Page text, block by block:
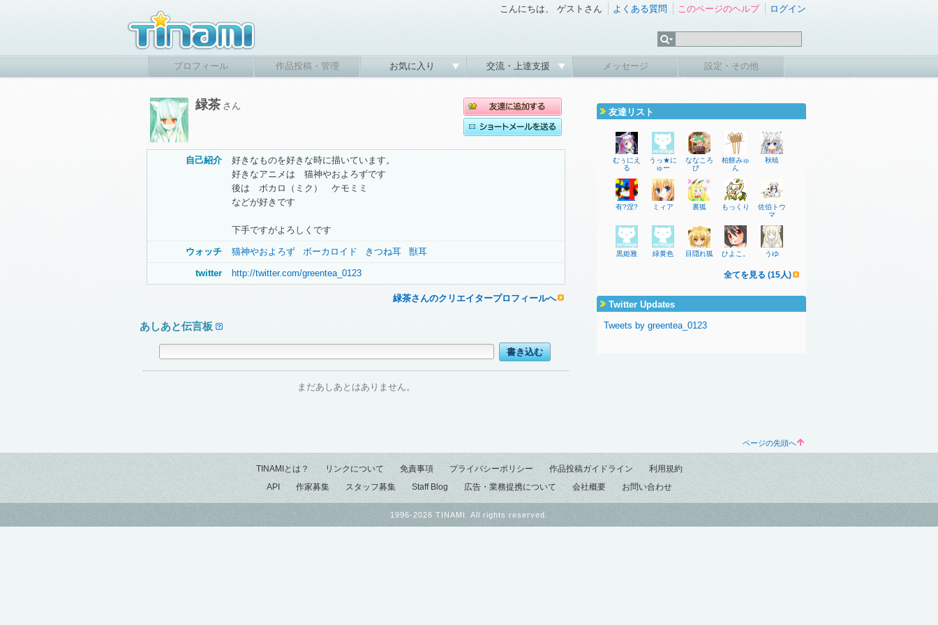
こんにちは、 ゲストさん よくある質問 このページのヘルプ ログイン
プロフィール 作品投稿・管理 お気に入り 交流・上達支援 メッセージ 設定・その他
緑茶 さん
自己紹介
好きなものを好きな時に描いています。
好きなアニメは 猫神やおよろずです
後は ボカロ（ミク） ケモミミ
などが好きです
下手ですがよろしくです
ウォッチ 猫神やおよろず ボーカロイド きつね耳 獣耳
twitter http://twitter.com/greentea_0123
緑茶さんのクリエイタープロフィールへ
あしあと伝言板
まだあしあとはありません。
友達リスト
むぅにえ
る
うっ★に
ゅー
ななころ
び
柏餅みゅ
ん
秋暁
有?涅? ミィア 裏狐 もっくり
佐伯トウ
マ
黒姫雅 緑黄色 目隠れ狐 ひよこ。 うゆ
全てを見る (15人)
Twitter Updates
Tweets by greentea_0123
ページの先頭へ
TINAMIとは？ リンクについて 免責事項 プライバシーポリシー 作品投稿ガイドライン
利用規約
API
作家募集 スタッフ募集 Staff Blog 広告・業務提携について 会社概要 お問い合わせ
1996-2026 TINAMI. All rights reserved.